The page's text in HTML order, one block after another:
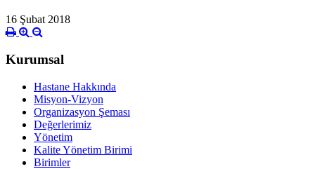
16 Şubat 2018
Kurumsal
Hastane Hakkında
Misyon-Vizyon
Organizasyon Şeması
Değerlerimiz
Yönetim
Kalite Yönetim Birimi
Birimler